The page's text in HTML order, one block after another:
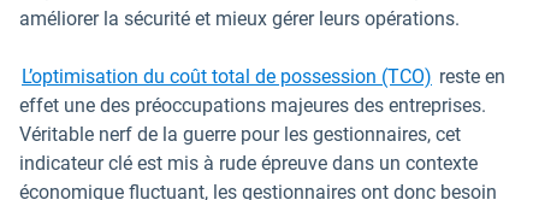
améliorer la sécurité et mieux gérer leurs opérations.
L’optimisation du coût total de possession (TCO) reste en
effet une des préoccupations majeures des entreprises.
Véritable nerf de la guerre pour les gestionnaires, cet
indicateur clé est mis à rude épreuve dans un contexte
économique fluctuant, les gestionnaires ont donc besoin